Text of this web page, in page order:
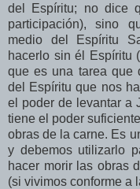
del Espíritu; no dice
participación), sino
medio del Espíritu
hacerlo sin él Espíritu
que es una tarea que
del Espíritu que nos
el poder de levantar a
tiene el poder
obras de la carne. Es
y debemos utilizarlo
hacer morir las obras
(si vivimos conforme a